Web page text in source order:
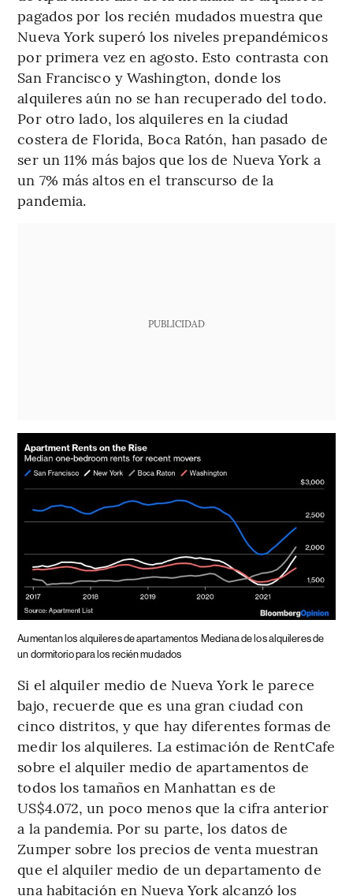
pagados por los recién mudados muestra que
Nueva York superó los niveles prepandémicos
por primera vez en agosto. Esto contrasta con
San Francisco y Washington, donde los
alquileres aún no se han recuperado del todo.
Por otro lado, los alquileres en la ciudad
costera de Florida, Boca Ratón, han pasado de
ser un 11% más bajos que los de Nueva York a
un 7% más altos en el transcurso de la
pandemia.
PUBLICIDAD
Aumentan los alquileres de apartamentos Mediana de los alquileres de
un dormitorio para los recién mudados
Si el alquiler medio de Nueva York le parece
bajo, recuerde que es una gran ciudad con
cinco distritos, y que hay diferentes formas de
medir los alquileres. La estimación de RentCafe
sobre el alquiler medio de apartamentos de
todos los tamaños en Manhattan es de
US$4.072, un poco menos que la cifra anterior
a la pandemia. Por su parte, los datos de
Zumper sobre los precios de venta muestran
que el alquiler medio de un departamento de
una habitación en Nueva York alcanzó los